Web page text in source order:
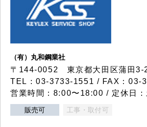
（有）丸和鋼業社
〒144-0052 東京都大田区蒲田3-
TEL：03-3733-1551 / FAX：03-
営業時間：8:00〜18:00 / 定休日：
販売可 工事・取付可